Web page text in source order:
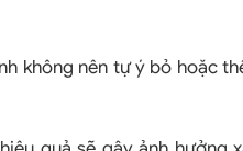
không nên tự ý bỏ hoặc